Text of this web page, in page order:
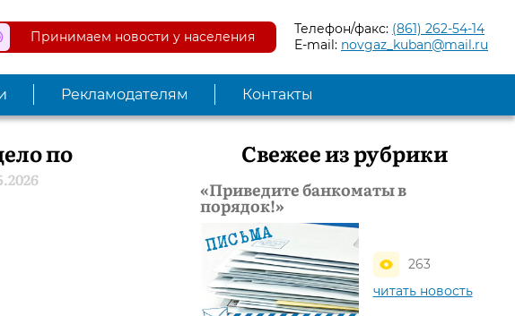
Принимаем новости у населения Телефон/факс: (861) 262-54-14
E-mail: novgaz_kuban@mail.ru
Рекламодателям Контакты
по Свежее из рубрики
«Приведите банкоматы в
порядок!»
263
читать новость